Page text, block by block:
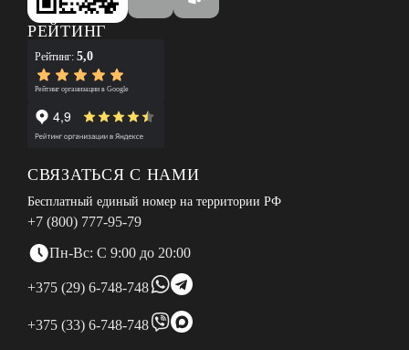
РЕЙТИНГ
Рейтинг: 5,0
Рейтинг организации в Google
СВЯЗАТЬСЯ С НАМИ
Бесплатный единый номер на территории РФ
+7 (800) 777-95-79
Пн-Вс: С 9:00 до 20:00
+375 (29) 6-748-748
+375 (33) 6-748-748